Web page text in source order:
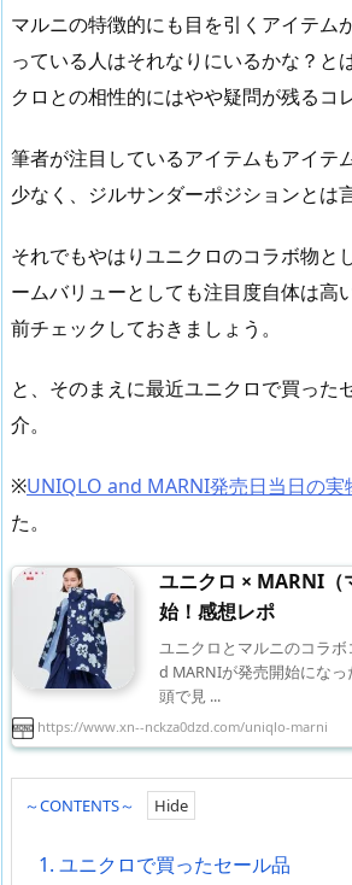
マルニの特徴的にも目を引くアイテム
っている人はそれなりにいるかな？と
クロとの相性的にはやや疑問が残るコ
筆者が注目しているアイテムもアイテ
少なく、ジルサンダーポジションとは
それでもやはりユニクロのコラボ物と
ームバリューとしても注目度自体は高
前チェックしておきましょう。
と、そのまえに最近ユニクロで買った
介。
※UNIQLO and MARNI発売日当日の実
た。
ユニクロ × MARNI（
始！感想レポ
ユニクロとマルニのコラ
d MARNIが発売開始にな
頭で見 ...
https://www.xn--nckza0dzd.com/uniqlo-marni
～CONTENTS～
1. ユニクロで買ったセール品